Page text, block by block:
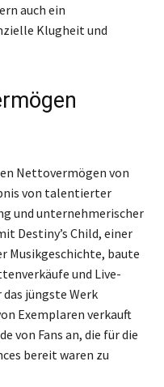
auch ein
Klugheit und
Nettovermögen von
von talentierter
und unternehmerischer
Destiny’s Child, einer
Musikgeschichte, baute
und Live-
jüngste Werk
Exemplaren verkauft
von Fans an, die für die
bereit waren zu